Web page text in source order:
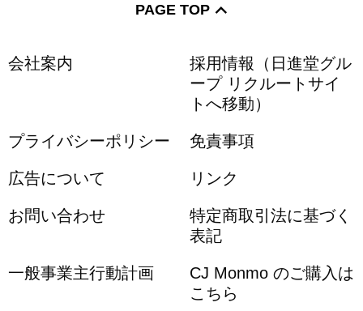
PAGE TOP
会社案内
採用情報（日進堂グル
ープ リクルートサイ
トへ移動）
プライバシーポリシー 免責事項
広告について リンク
お問い合わせ
特定商取引法に基づく
表記
一般事業主行動計画
CJ Monmo のご購入は
こちら